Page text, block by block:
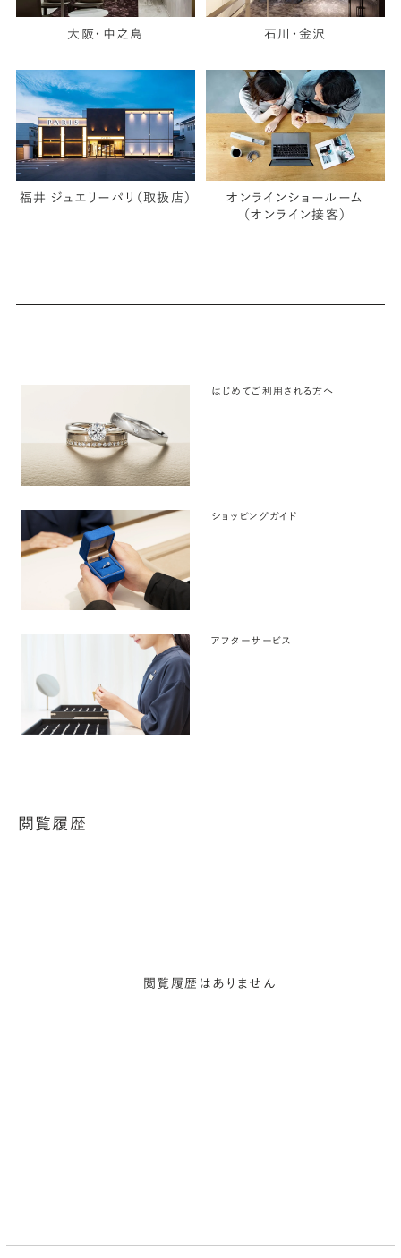
大阪・中之島 石川・金沢
福井 ジュエリーパリ（取扱店）
オンラインショールーム
（オンライン接客）
はじめてご利用される方へ
ショッピングガイド
アフターサービス
閲覧履歴
閲覧履歴はありません